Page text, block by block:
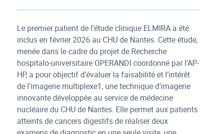
Le premier patient de l’étude clinique ELMIRA a été
inclus en février 2026 au CHU de Nantes. Cette étude,
menée dans le cadre du projet de Recherche
hospitalo-universitaire OPERANDI coordonné par l’AP-
HP, a pour objectif d’évaluer la faisabilité et l’intérêt
de l’imagerie multiplexe1, une technique d’imagerie
innovante développée au service de médecine
nucléaire du CHU de Nantes. Elle permet aux patients
atteints de cancers digestifs de réaliser deux